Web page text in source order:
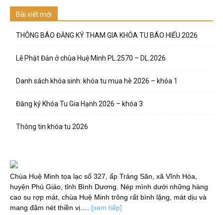
Bài viết mới
THÔNG BÁO ĐĂNG KÝ THAM GIA KHÓA TU BÁO HIẾU 2026
Lễ Phật Đản ở chùa Huệ Minh PL.2570 – DL.2026
Danh sách khóa sinh: khóa tu mua hè 2026 – khóa 1
Đăng ký Khóa Tu Gia Hạnh 2026 – khóa 3
Thông tin khóa tu 2026
Chùa Huệ Minh tọa lạc số 327, ấp Trảng Săn, xã Vĩnh Hòa,
huyện Phú Giáo, tỉnh Bình Dương. Nép mình dưới những hàng
cao su rợp mát, chùa Huệ Minh trông rất bình lặng, mát dịu và
mang đậm nét thiền vị…. [xem tiếp]